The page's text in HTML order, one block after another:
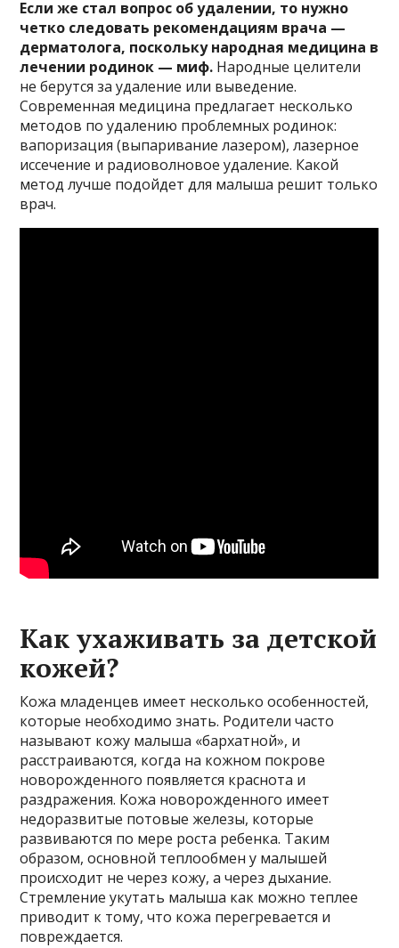
Если же стал вопрос об удалении, то нужно
четко следовать рекомендациям врача —
дерматолога, поскольку народная медицина в
лечении родинок — миф. Народные целители
не берутся за удаление или выведение.
Современная медицина предлагает несколько
методов по удалению проблемных родинок:
вапоризация (выпаривание лазером), лазерное
иссечение и радиоволновое удаление. Какой
метод лучше подойдет для малыша решит только
врач.
Как ухаживать за детской
кожей?
Кожа младенцев имеет несколько особенностей,
которые необходимо знать. Родители часто
называют кожу малыша «бархатной», и
расстраиваются, когда на кожном покрове
новорожденного появляется краснота и
раздражения. Кожа новорожденного имеет
недоразвитые потовые железы, которые
развиваются по мере роста ребенка. Таким
образом, основной теплообмен у малышей
происходит не через кожу, а через дыхание.
Стремление укутать малыша как можно теплее
приводит к тому, что кожа перегревается и
повреждается.